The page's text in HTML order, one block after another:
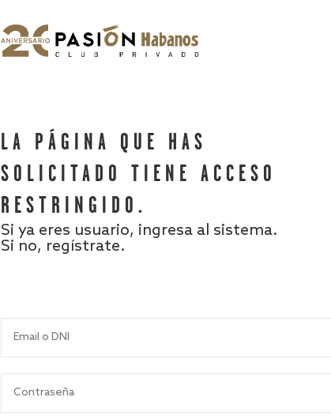
LA PÁGINA QUE HAS
SOLICITADO TIENE ACCESO
RESTRINGIDO.
Si ya eres usuario, ingresa al sistema.
Si no, regístrate.